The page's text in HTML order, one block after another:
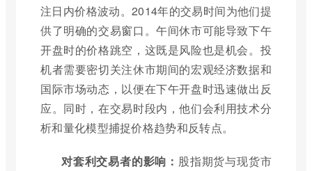
注日内价格波动。2014年的交易时间为他们提
供了明确的交易窗口。午间休市可能导致下午
开盘时的价格跳空，这既是风险也是机会。投
机者需要密切关注休市期间的宏观经济数据和
国际市场动态，以便在下午开盘时迅速做出反
应。同时，在交易时段内，他们会利用技术分
析和量化模型捕捉价格趋势和反转点。
对套利交易者的影响： 股指期货与现货市